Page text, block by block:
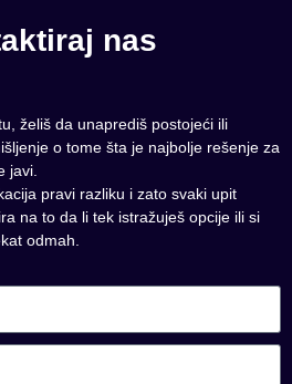
nas
želiš da unaprediš postojeći ili
o tome šta je najbolje rešenje za
javi.
pravi razliku i zato svaki upit
na to da li tek istražuješ opcije ili si
odmah.